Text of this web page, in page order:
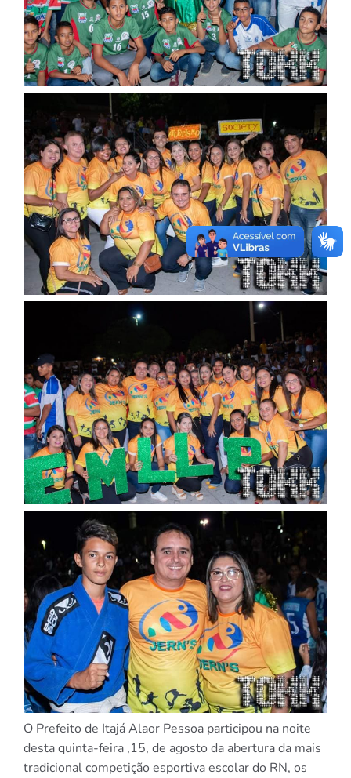
O Prefeito de Itajá Alaor Pessoa participou na noite
desta quinta-feira ,15, de agosto da abertura da mais
tradicional competição esportiva escolar do RN, os